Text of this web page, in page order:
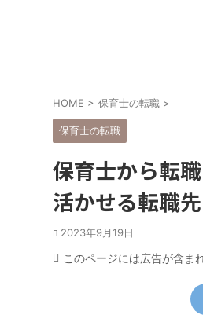
HOME > 保育士の転職 >
保育士の転職
保育士から転
活かせる転職
2023年9月19日
このページには広告が含ま